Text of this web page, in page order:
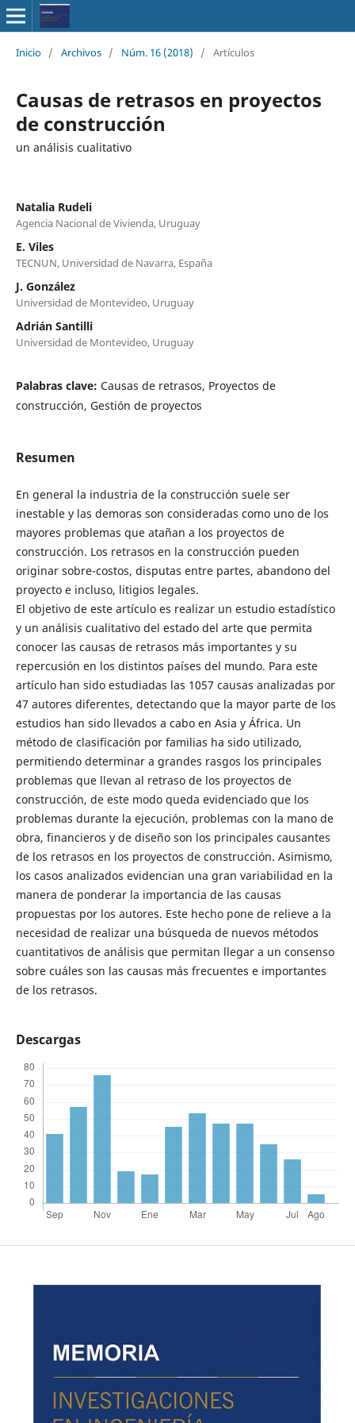
Inicio / Archivos / Núm. 16 (2018) / Artículos
Causas de retrasos en proyectos
de construcción
un análisis cualitativo
Natalia Rudeli
Agencia Nacional de Vivienda, Uruguay
E. Viles
TECNUN, Universidad de Navarra, España
J. González
Universidad de Montevideo, Uruguay
Adrián Santilli
Universidad de Montevideo, Uruguay
Palabras clave: Causas de retrasos, Proyectos de
construcción, Gestión de proyectos
Resumen
En general la industria de la construcción suele ser
inestable y las demoras son consideradas como uno de los
mayores problemas que atañan a los proyectos de
construcción. Los retrasos en la construcción pueden
originar sobre-costos, disputas entre partes, abandono del
proyecto e incluso, litigios legales.
El objetivo de este artículo es realizar un estudio estadístico
y un análisis cualitativo del estado del arte que permita
conocer las causas de retrasos más importantes y su
repercusión en los distintos países del mundo. Para este
artículo han sido estudiadas las 1057 causas analizadas por
47 autores diferentes, detectando que la mayor parte de los
estudios han sido llevados a cabo en Asia y África. Un
método de clasificación por familias ha sido utilizado,
permitiendo determinar a grandes rasgos los principales
problemas que llevan al retraso de los proyectos de
construcción, de este modo queda evidenciado que los
problemas durante la ejecución, problemas con la mano de
obra, financieros y de diseño son los principales causantes
de los retrasos en los proyectos de construcción. Asimismo,
los casos analizados evidencian una gran variabilidad en la
manera de ponderar la importancia de las causas
propuestas por los autores. Este hecho pone de relieve a la
necesidad de realizar una búsqueda de nuevos métodos
cuantitativos de análisis que permitan llegar a un consenso
sobre cuáles son las causas más frecuentes e importantes
de los retrasos.
Descargas